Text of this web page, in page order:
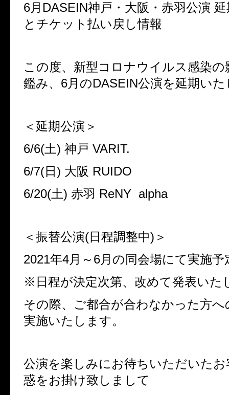
6月 DASEIN神戸・大阪・赤羽公演
とチケット払い戻し情報
この度、新型コロナウイルス感染の
鑑み、 6月のDASEIN公演を延期い
＜延期公演＞
6/6(土) 神戸 VARIT.
6/7(日 ) 大阪 RUIDO
6/20(土) 赤羽 ReNY alpha
＜振替公演(日程調整中) ＞
2021年4月～ 6月の同会場にて実施予
※日程が決定次第、改めて発表いた
その際、ご都合が合わなかった方
実施いたします。
公演を楽しみにお待ちいただいた
惑をお掛け致しまして